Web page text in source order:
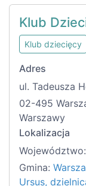
Klub
Klub dziecięcy
Adres
ul. Tadeusza
02-495
Warszawy
Lokalizacja
Województwo:
Gmina:
Ursus,